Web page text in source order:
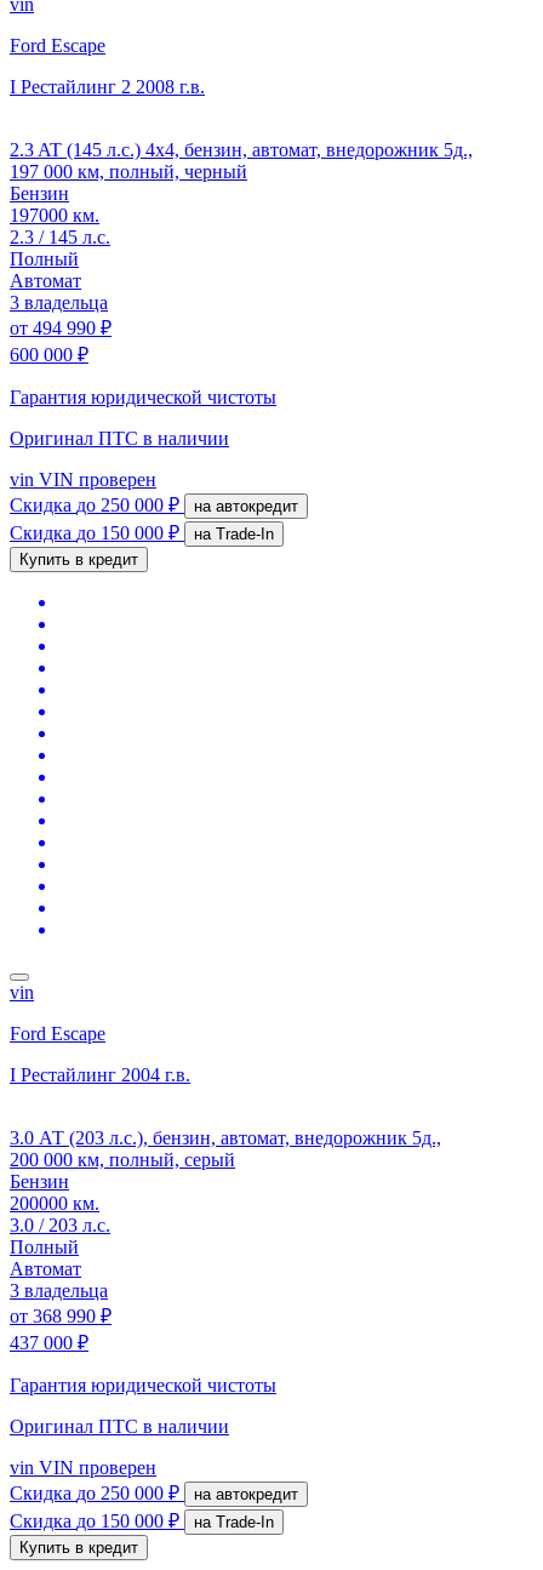
Ford Escape
I Рестайлинг 2 2008 г.в.
2.3 AT (145 л.с.) 4x4, бензин, автомат, внедорожник 5д.,
197 000 км, полный, черный
Бензин
197000 км.
2.3 / 145 л.с.
Полный
Автомат
3 владельца
от 494 990 ₽
600 000 ₽
Гарантия юридической чистоты
Оригинал ПТС в наличии
vin VIN проверен
Скидка до 250 000 ₽ на автокредит
Скидка до 150 000 ₽
на Trade-In
Купить в кредит
vin
Ford Escape
I Рестайлинг 2004 г.в.
3.0 АТ (203 л.с.), бензин, автомат, внедорожник 5д.,
200 000 км, полный, серый
Бензин
200000 км.
3.0 / 203 л.с.
Полный
Автомат
3 владельца
от 368 990 ₽
437 000 ₽
Гарантия юридической чистоты
Оригинал ПТС в наличии
vin VIN проверен
Скидка до 250 000 ₽ на автокредит
Скидка до 150 000 ₽
на Trade-In
Купить в кредит